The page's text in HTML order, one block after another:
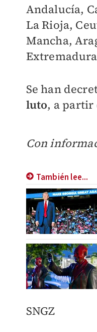
Andalucía,
La Rioja,
Mancha,
Se han
luto, a partir
Con
También lee...
SNGZ